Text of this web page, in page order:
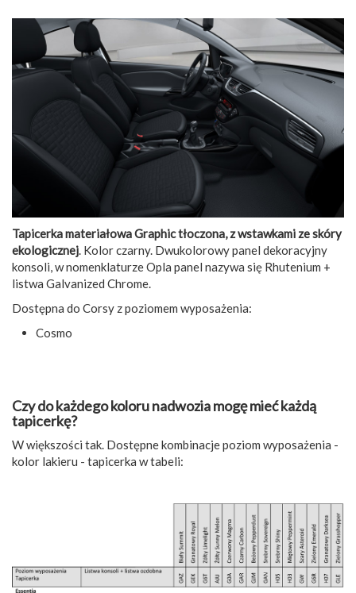
Tapicerka materiałowa Graphic tłoczona, z wstawkami ze skóry
ekologicznej. Kolor czarny. Dwukolorowy panel dekoracyjny
konsoli, w nomenklaturze Opla panel nazywa się Rhutenium +
listwa Galvanized Chrome.
Dostępna do Corsy z poziomem wyposażenia:
Cosmo
Czy do każdego koloru nadwozia mogę mieć każdą
tapicerkę?
W większości tak. Dostępne kombinacje poziom wyposażenia -
kolor lakieru - tapicerka w tabeli: